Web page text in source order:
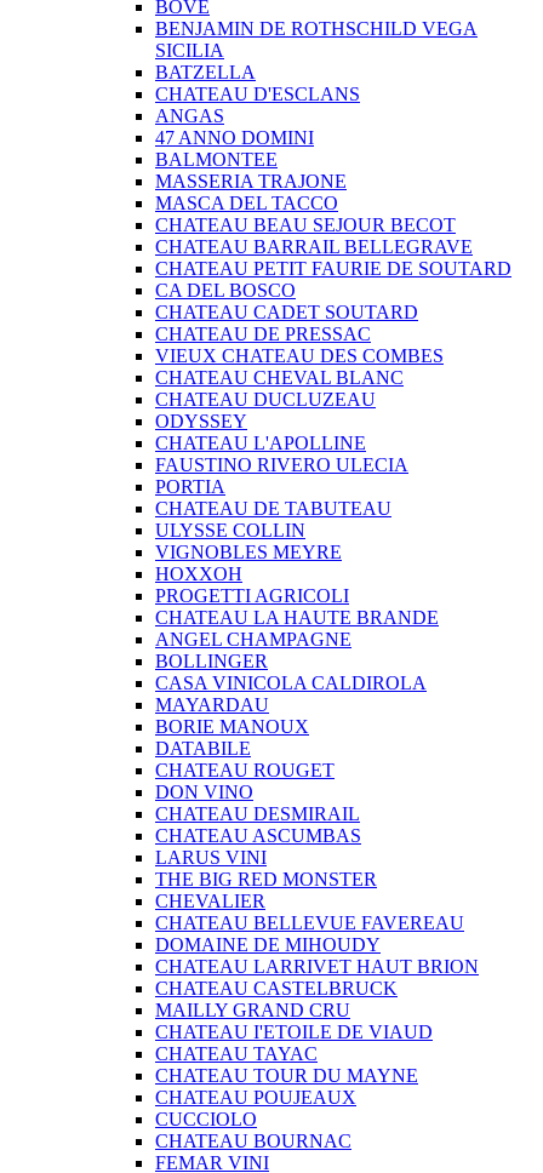
BOVE
BENJAMIN DE ROTHSCHILD VEGA
SICILIA
BATZELLA
CHATEAU D'ESCLANS
ANGAS
47 ANNO DOMINI
BALMONTEE
MASSERIA TRAJONE
MASCA DEL TACCO
CHATEAU BEAU SEJOUR BECOT
CHATEAU BARRAIL BELLEGRAVE
CHATEAU PETIT FAURIE DE SOUTARD
CA DEL BOSCO
CHATEAU CADET SOUTARD
CHATEAU DE PRESSAC
VIEUX CHATEAU DES COMBES
CHATEAU CHEVAL BLANC
CHATEAU DUCLUZEAU
ODYSSEY
CHATEAU L'APOLLINE
FAUSTINO RIVERO ULECIA
PORTIA
CHATEAU DE TABUTEAU
ULYSSE COLLIN
VIGNOBLES MEYRE
HOXXOH
PROGETTI AGRICOLI
CHATEAU LA HAUTE BRANDE
ANGEL CHAMPAGNE
BOLLINGER
CASA VINICOLA CALDIROLA
MAYARDAU
BORIE MANOUX
DATABILE
CHATEAU ROUGET
DON VINO
CHATEAU DESMIRAIL
CHATEAU ASCUMBAS
LARUS VINI
THE BIG RED MONSTER
CHEVALIER
CHATEAU BELLEVUE FAVEREAU
DOMAINE DE MIHOUDY
CHATEAU LARRIVET HAUT BRION
CHATEAU CASTELBRUCK
MAILLY GRAND CRU
CHATEAU I'ETOILE DE VIAUD
CHATEAU TAYAC
CHATEAU TOUR DU MAYNE
CHATEAU POUJEAUX
CUCCIOLO
CHATEAU BOURNAC
FEMAR VINI